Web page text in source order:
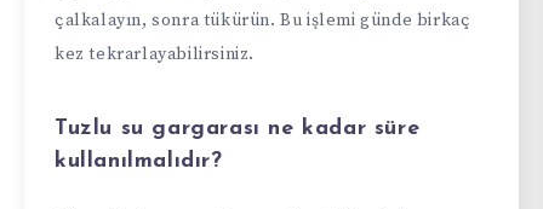
çalkalayın, sonra tükürün. Bu işlemi günde birkaç
kez tekrarlayabilirsiniz.
Tuzlu su gargarası ne kadar süre
kullanılmalıdır?